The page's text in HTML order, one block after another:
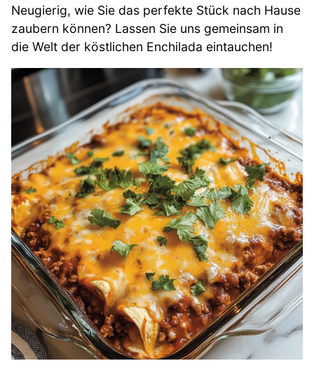
Neugierig, wie Sie das perfekte Stück nach Hause
zaubern können? Lassen Sie uns gemeinsam in
die Welt der köstlichen Enchilada eintauchen!